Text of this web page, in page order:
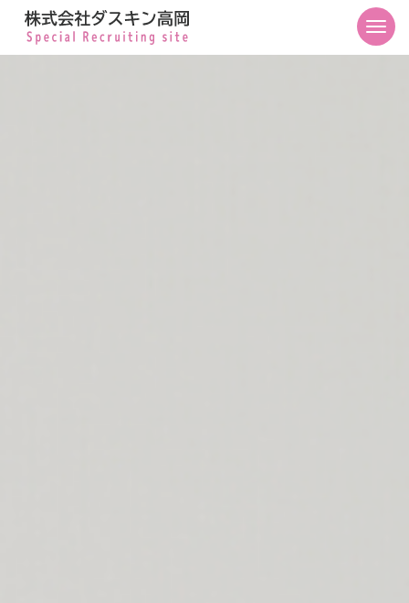
富山のリフォーム・店舗リニューアル・プロのお掃除｜ダスキン高岡